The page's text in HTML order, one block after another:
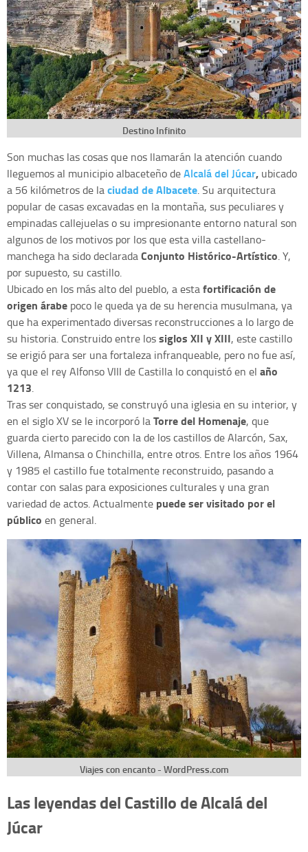
Destino Infinito
Son muchas las cosas que nos llamarán la atención cuando
lleguemos al municipio albaceteño deAlcalá del Júcar, ubicado
a 56 kilómetros de laciudad de Albacete. Su arquitectura
popular de casas excavadas en la montaña, sus peculiares y
empinadas callejuelas o su impresionante entorno natural son
algunos de los motivos por los que esta villa castellano-
manchega ha sido declaradaConjunto Histórico-Artístico. Y,
por supuesto, su castillo.
Ubicado en los más alto del pueblo, a estafortificación de
origen árabe poco le queda ya de su herencia musulmana, ya
que ha experimentado diversas reconstrucciones a lo largo de
su historia. Construido entre lossiglos XII y XIII, este castillo
se erigió para ser una fortaleza infranqueable, pero no fue así,
ya que el rey Alfonso VIII de Castilla lo conquistó en el año
1213.
Tras ser conquistado, se construyó una iglesia en su interior, y
en el siglo XV se le incorporó laTorre del Homenaje, que
guarda cierto parecido con la de los castillos de Alarcón, Sax,
Villena, Almansa o Chinchilla, entre otros. Entre los años 1964
y 1985 el castillo fue totalmente reconstruido, pasando a
contar con salas para exposiciones culturales y una gran
variedad de actos. Actualmente puede ser visitado por el
público en general.
Viajes con encanto - WordPress.com
Las leyendas del Castillo de Alcalá del
Júcar